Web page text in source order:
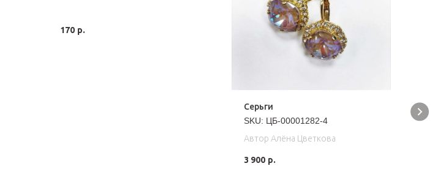
170 р.
Серьги
SKU: ЦБ-00001282-4
Автор Алёна Цветкова
3 900 р.